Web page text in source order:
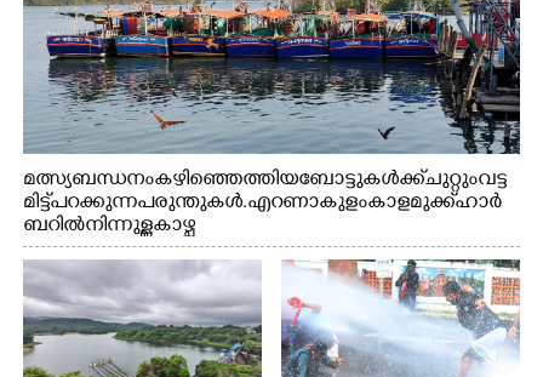
മത്സ്യബന്ധനം കഴിഞ്ഞെത്തിയ ബോട്ടുകൾക്ക് ചുറ്റും വട്ട
മിട്ട് പറക്കുന്ന പരുന്തുകൾ. എറണാകുളം കാളമുക്ക് ഹാർ
ബറിൽ നിന്നുള്ള കാഴ്ച